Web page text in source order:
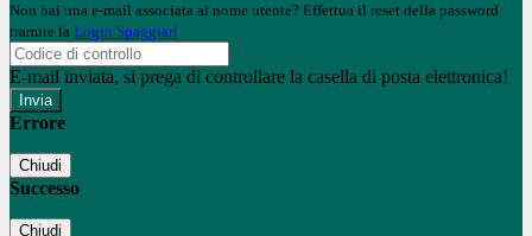
Non hai una e-mail associata al nome utente? Effettua il reset della password
tramite la Login Spaggiari
E-mail inviata, si prega di controllare la casella di posta elettronica!
Errore
Chiudi
Successo
Chiudi